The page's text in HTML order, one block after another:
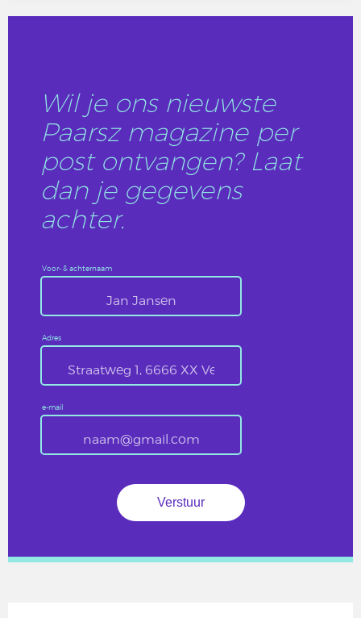
Wil je ons nieuwste
Paarsz magazine per
post ontvangen? Laat
dan je gegevens
achter.
Voor- & achternaam
Adres
e-mail